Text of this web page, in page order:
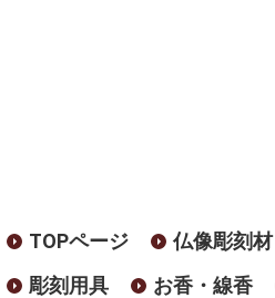
TOPページ 仏像彫刻材
彫刻用具
お香・線香